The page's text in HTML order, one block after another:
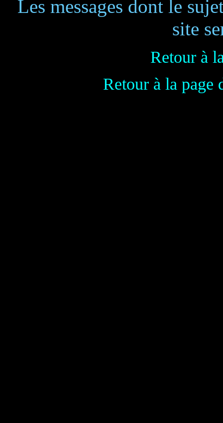
Les messages dont le
site
Retour à
Retour à la page